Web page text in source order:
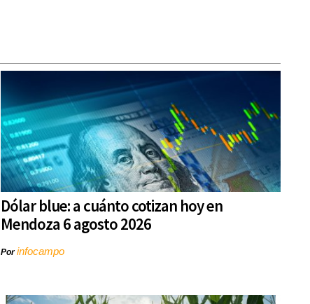
Dólar blue: a cuánto cotizan hoy en
Mendoza 6 agosto 2026
Porinfocampo